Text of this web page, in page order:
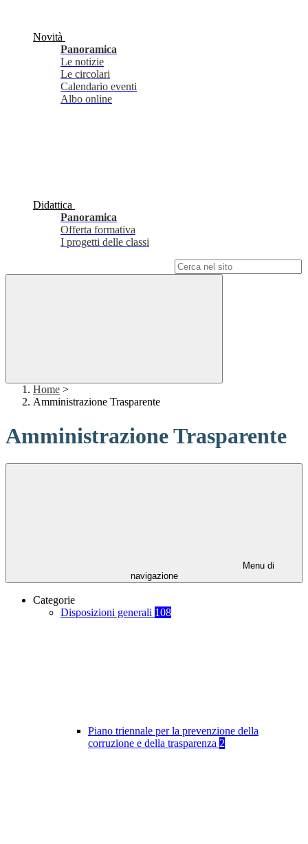
Novità
Panoramica
Le notizie
Le circolari
Calendario eventi
Albo online
Didattica
Panoramica
Offerta formativa
I progetti delle classi
Home >
Amministrazione Trasparente
Amministrazione Trasparente
Menu di
navigazione
Categorie
Disposizioni generali 108
Piano triennale per la prevenzione della
corruzione e della trasparenza 2